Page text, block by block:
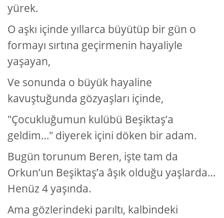
yürek.
O aşkı içinde yıllarca büyütüp bir gün o
formayı sırtına geçirmenin hayaliyle
yaşayan,
Ve sonunda o büyük hayaline
kavuştuğunda gözyaşları içinde,
"Çocukluğumun kulübü Beşiktaş’a
geldim…" diyerek içini döken bir adam.
Bugün torunum Beren, işte tam da
Orkun’un Beşiktaş’a âşık olduğu yaşlarda…
Henüz 4 yaşında.
Ama gözlerindeki parıltı, kalbindeki